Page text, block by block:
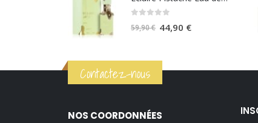
était :
59,90 €.
44,90 €.
59,90€ Le
était :
59,90 €.
44,90 €Le
est :
Contactez-nous
NOS COORDONNÉES